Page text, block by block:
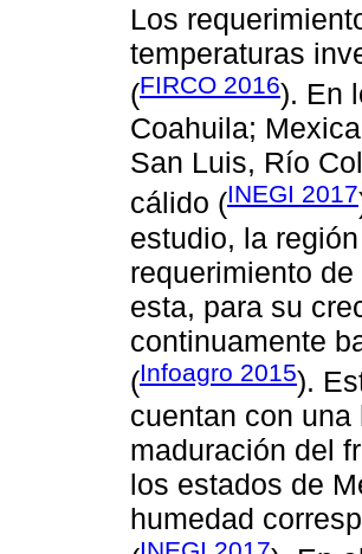
Los
temperaturas
(FIRCO 2016). En
Coahuila;
San Luis, Río
cálido (INEGI 2017
estudio, la
requerimiento
esta, para su
continuamente
(Infoagro 2015).
cuentan con
maduración del
los estados de
humedad